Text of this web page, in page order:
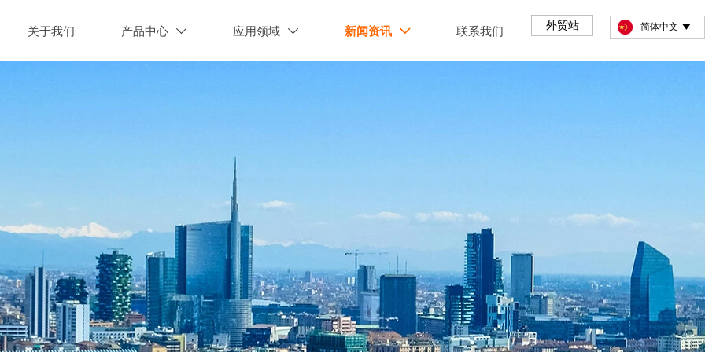
关于我们 产品中心  应用领域  新闻资讯  联系我们 外贸站 简体中文 